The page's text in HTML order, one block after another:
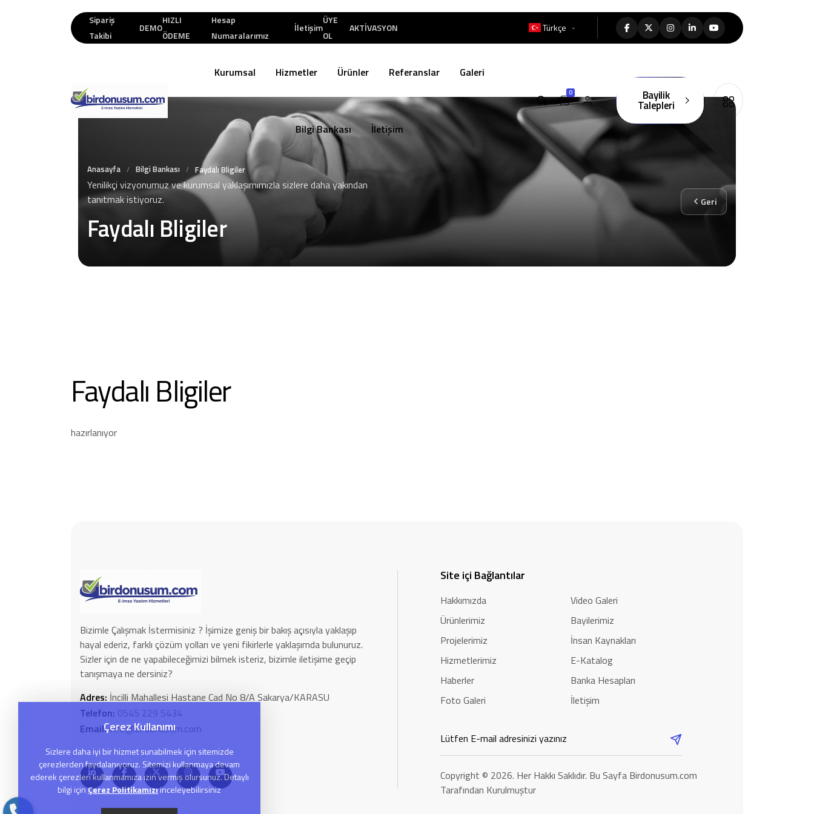
Sipariş
Takibi
DEMO
HIZLI
ÖDEME
Hesap
Numaralarımız
İletişim
ÜYE
OL
AKTİVASYON Türkçe
Kurumsal Hizmetler Ürünler Referanslar Galeri
Bilgi Bankası İletişim
0 Bayilik
Talepleri
Faydalı Bligiler
Yenilikçi vizyonumuz ve kurumsal yaklaşımımızla sizlere daha yakından
tanıtmak istiyoruz.
Anasayfa / Bilgi Bankası / Faydalı Bligiler
Geri
Faydalı Bligiler
hazırlanıyor
Bizimle Çalışmak İstermisiniz ? İşimize geniş bir bakış açısıyla yaklaşıp
hayal ederiz, farklı çözüm yolları ve yeni fikirlerle yaklaşımda bulunuruz.
Sizler için de ne yapabileceğimizi bilmek isteriz, bizimle iletişime geçip
tanışmaya ne dersiniz?
Adres: İncilli Mahallesi Hastane Cad No 8/A Sakarya/KARASU
Telefon: 0545 229 5434
Email:info@birdonusum.com
Site içi Bağlantılar
Hakkımızda
Ürünlerimiz
Projelerimiz
Hizmetlerimiz
Haberler
Foto Galeri
Video Galeri
Bayilerimiz
İnsan Kaynakları
E-Katalog
Banka Hesapları
İletişim
Copyright © 2026. Her Hakkı Saklıdır. Bu Sayfa Birdonusum.com
Tarafından Kurulmuştur
Çerez Kullanımı
Sizlere daha iyi bir hizmet sunabilmek için sitemizde
çerezlerden faydalanıyoruz. Sitemizi kullanmaya devam
ederek çerezleri kullanmamıza izin vermiş olursunuz. Detaylı
bilgi içinÇerez Politikamızıinceleyebilirsiniz